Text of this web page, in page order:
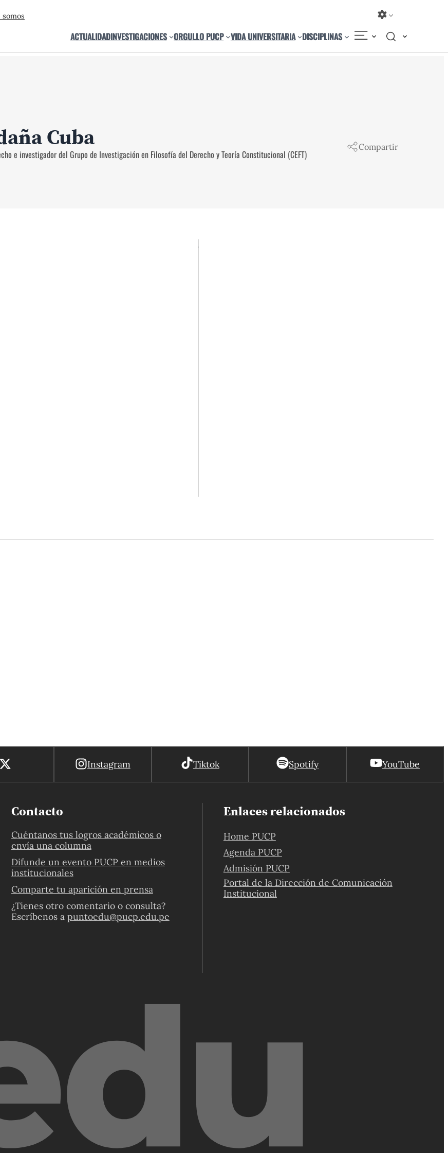
somos
ACTUALIDADINVESTIGACIONES ORGULLO PUCP VIDA UNIVERSITARIA DISCIPLINAS
Cuba
e investigador del Grupo de Investigación en Filosofía del Derecho y Teoría Constitucional (CEFT)
Compartir
Instagram Tiktok Spotify YouTube
Contacto
Cuéntanos tus logros académicos o
envía una columna
Difunde un evento PUCP en medios
institucionales
Comparte tu aparición en prensa
¿Tienes otro comentario o consulta?
Escríbenos a puntoedu@pucp.edu.pe
Enlaces relacionados
Home PUCP
Agenda PUCP
Admisión PUCP
Portal de la Dirección de Comunicación
Institucional